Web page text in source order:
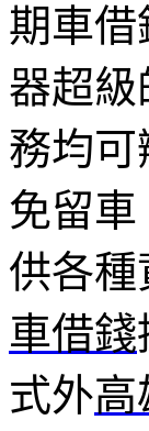
期車
器超級
務均可
免留
供各
車借錢
式外高